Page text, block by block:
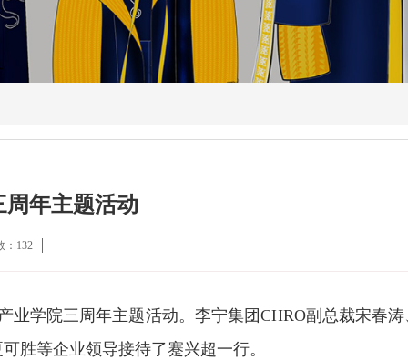
年主题活动
： 132
学院三周年主题活动。李宁集团CHRO副总裁宋春
胜等企业领导接待了蹇兴超一行。